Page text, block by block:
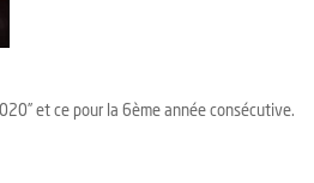
et ce pour la 6ème année consécutive.